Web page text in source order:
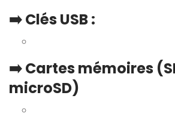
➡️ Clés USB :
➡️ Cartes mémoires
microSD)